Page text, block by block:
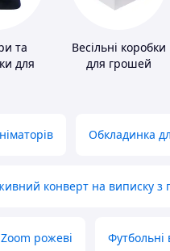
та
для
Весільні коробки
для грошей
Обкладинка
конверт на виписку з
рожеві